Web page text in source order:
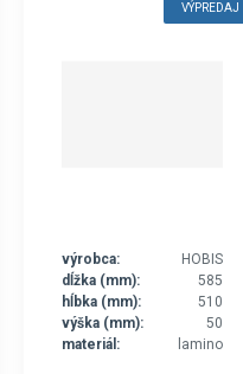
VÝPREDAJ
výrobca:
HOBIS
dĺžka (mm):
585
hĺbka (mm):
510
výška (mm):
50
materiál:
lamino